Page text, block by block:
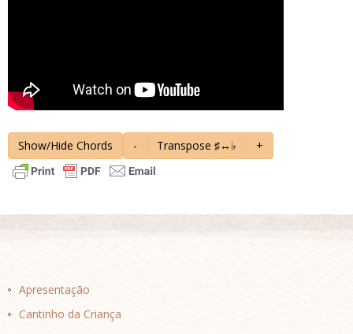
Show/Hide Chords - Transpose ♯↔♭ +
Apresentação
Cantinho da Criança